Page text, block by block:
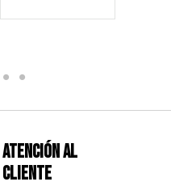
Atención al
Cliente